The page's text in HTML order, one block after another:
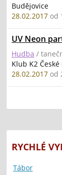
Budějovice
28.02.2017 od
UV Neon
Hudba /
Klub K2
28.02.2017 od
RYCHLÉ
Tábor